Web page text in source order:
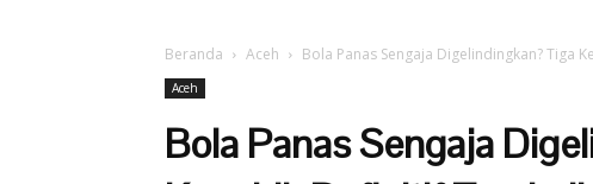
Beranda Aceh Bola Panas Sengaja Digelindingkan? Tiga
Aceh
Bola Panas Sengaja